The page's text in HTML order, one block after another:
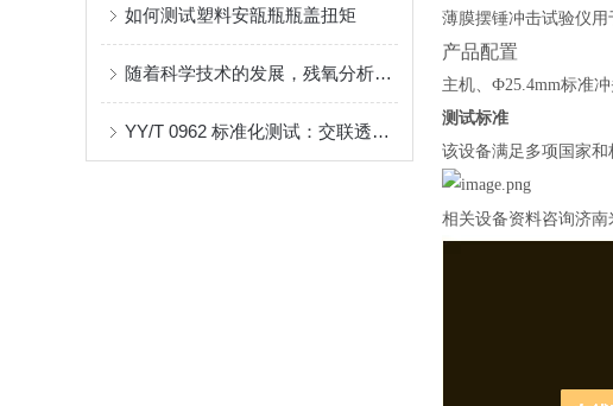
如何测试塑料安瓿瓶瓶盖扭矩
随着科学技术的发展，残氧分析仪的应用越来越广泛
YY/T 0962 标准化测试：交联透明质酸钠预灌封注射器推挤力测定设备推荐
薄膜摆锤冲击试验仪用
产品配置
主机、Ф25.4mm标准
测试标准
该设备满足多项国家和
相关设备资料咨询济南